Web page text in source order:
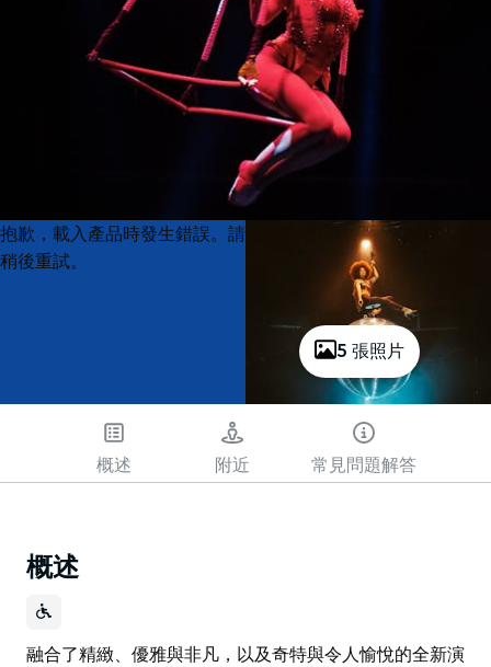
5 張照片
Product
List
Product
List
抱歉，載入產品時發生錯誤。請
稍後重試。
概述 附近 常見問題解答
概述
融合了精緻、優雅與非凡，以及奇特與令人愉悅的全新演